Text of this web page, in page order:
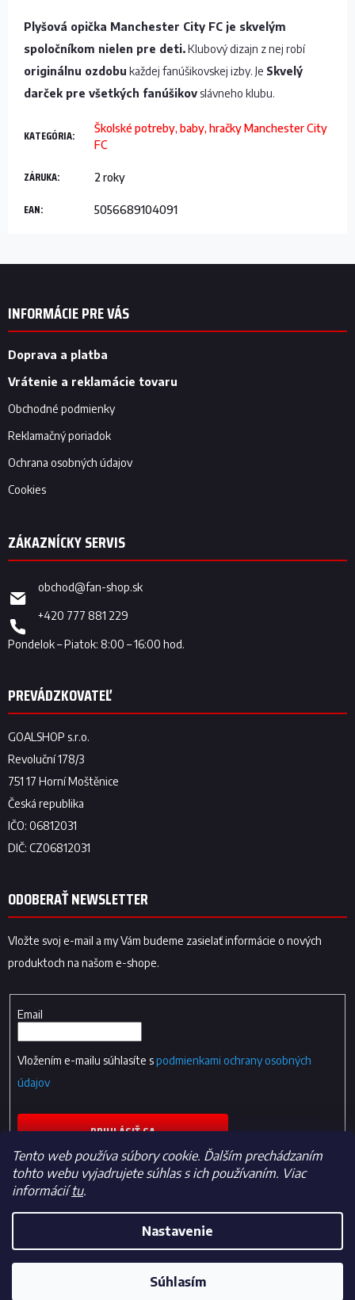
Tento web používa súbory cookie. Ďalším prechádzaním
tohto webu vyjadrujete súhlas s ich používaním. Viac
informáciítu.
Nastavenie
Súhlasím
Plyšová opička Manchester City FC je skvelým
spoločníkom nielen pre deti.Klubový dizajn z nej robí
originálnu ozdobu každej fanúšikovskej izby. Je Skvelý
darček pre všetkých fanúšikovslávneho klubu.
KATEGÓRIA:
Školské potreby, baby, hračky Manchester City
FC
ZÁRUKA: 2 roky
EAN: 5056689104091
Z
INFORMÁCIE PRE VÁS
Doprava a platba
Vrátenie a reklamácie tovaru
Obchodné podmienky
Reklamačný poriadok
Ochrana osobných údajov
Cookies
obchod@fan-shop.sk
+420 777 881 229
ODOBERAŤ NEWSLETTER
Vložte svoj e-mail a my Vám budeme zasielať informácie o nových
produktoch na našom e-shope.
Email
Vložením e-mailu súhlasíte spodmienkami ochrany osobných
údajov
PRIHLÁSIŤ SA
Vytvoril Shoptet
Fan-shop.sk. Všetky práva vyhradené.